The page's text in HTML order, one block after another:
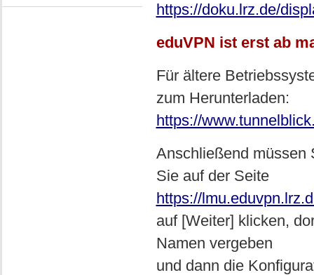
https://doku.lrz.de/
eduVPN ist erst ab
Für ältere
zum Herunterladen:
https://
Anschließend müssen
Sie auf der Seite
https://
auf [Weiter] klicken,
Namen vergeben
und dann die